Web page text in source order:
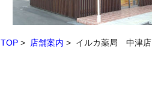
TOP > 店舗案内 > イルカ薬局 中津店